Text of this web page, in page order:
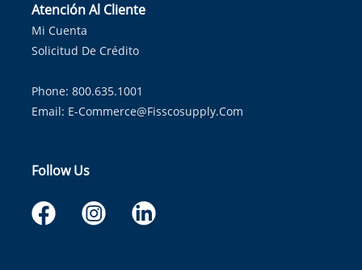
Atención Al Cliente
Mi Cuenta
Solicitud De Crédito
Phone: 800.635.1001
Email: E-Commerce@fisscosupply.com
Follow Us